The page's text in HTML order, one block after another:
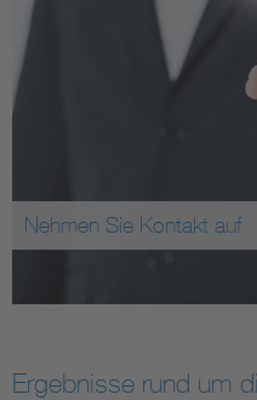
Nehmen Sie Kontakt auf
Ergebnisse rund um